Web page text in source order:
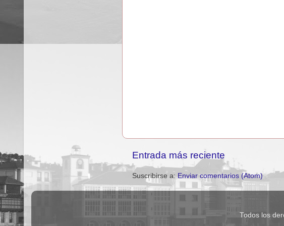
Entrada más reciente
Suscribirse a:Enviar comentarios (Atom)
Todos los